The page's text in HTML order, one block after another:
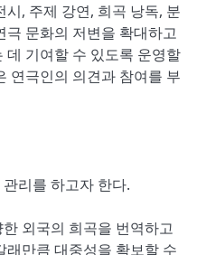
, 주제 강연, 희곡 낭독, 분
극 문화의 저변을 확대하고
데 기여할 수 있도록 운영할
연극인의 의견과 참여를 부
리를 하고자 한다.
외국의 희곡을 번역하고
래만큼 대중성을 확보할 수